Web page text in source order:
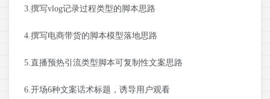
3.撰写vlog记录过程类型的脚本思路
4.撰写电商带货的脚本模型落地思路
5.直播预热引流类型脚本可复制性文案思路
6.开场6种文案话术标题，诱导用户观看